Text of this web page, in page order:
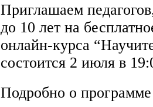
Приглашаем
до 10 лет на
онлайн-курса
состоится 2 июля в
Подробно о